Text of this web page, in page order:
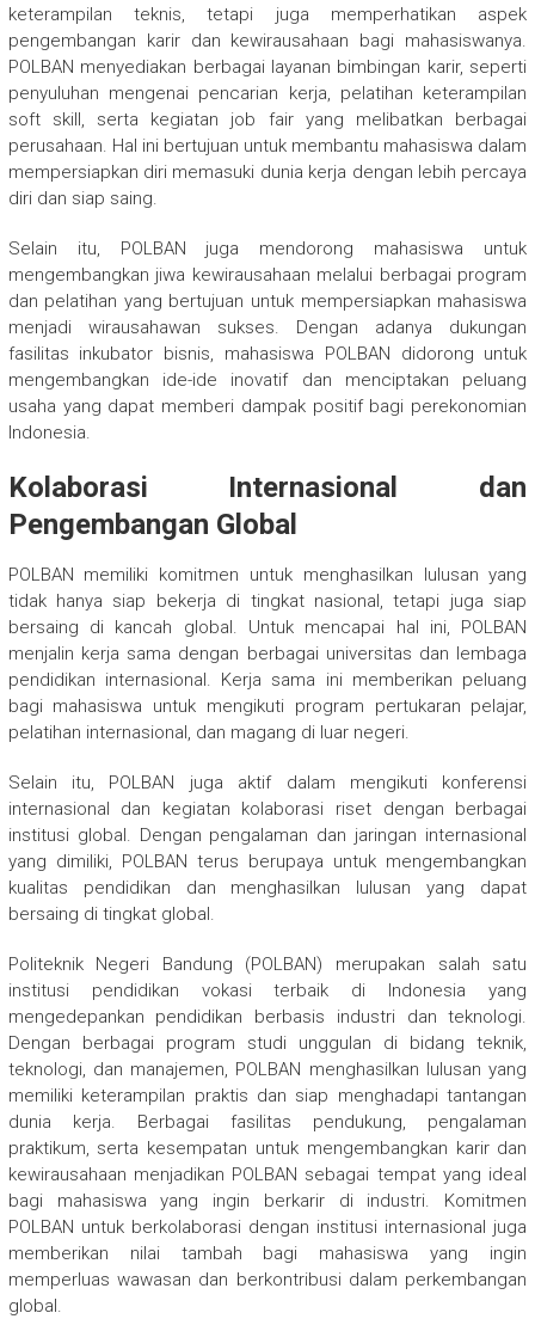
keterampilan teknis, tetapi juga memperhatikan aspek
pengembangan karir dan kewirausahaan bagi mahasiswanya.
POLBAN menyediakan berbagai layanan bimbingan karir, seperti
penyuluhan mengenai pencarian kerja, pelatihan keterampilan
soft skill, serta kegiatan job fair yang melibatkan berbagai
perusahaan. Hal ini bertujuan untuk membantu mahasiswa dalam
mempersiapkan diri memasuki dunia kerja dengan lebih percaya
diri dan siap saing.
Selain itu, POLBAN juga mendorong mahasiswa untuk
mengembangkan jiwa kewirausahaan melalui berbagai program
dan pelatihan yang bertujuan untuk mempersiapkan mahasiswa
menjadi wirausahawan sukses. Dengan adanya dukungan
fasilitas inkubator bisnis, mahasiswa POLBAN didorong untuk
mengembangkan ide-ide inovatif dan menciptakan peluang
usaha yang dapat memberi dampak positif bagi perekonomian
Indonesia.
Kolaborasi Internasional dan
Pengembangan Global
POLBAN memiliki komitmen untuk menghasilkan lulusan yang
tidak hanya siap bekerja di tingkat nasional, tetapi juga siap
bersaing di kancah global. Untuk mencapai hal ini, POLBAN
menjalin kerja sama dengan berbagai universitas dan lembaga
pendidikan internasional. Kerja sama ini memberikan peluang
bagi mahasiswa untuk mengikuti program pertukaran pelajar,
pelatihan internasional, dan magang di luar negeri.
Selain itu, POLBAN juga aktif dalam mengikuti konferensi
internasional dan kegiatan kolaborasi riset dengan berbagai
institusi global. Dengan pengalaman dan jaringan internasional
yang dimiliki, POLBAN terus berupaya untuk mengembangkan
kualitas pendidikan dan menghasilkan lulusan yang dapat
bersaing di tingkat global.
Politeknik Negeri Bandung (POLBAN) merupakan salah satu
institusi pendidikan vokasi terbaik di Indonesia yang
mengedepankan pendidikan berbasis industri dan teknologi.
Dengan berbagai program studi unggulan di bidang teknik,
teknologi, dan manajemen, POLBAN menghasilkan lulusan yang
memiliki keterampilan praktis dan siap menghadapi tantangan
dunia kerja. Berbagai fasilitas pendukung, pengalaman
praktikum, serta kesempatan untuk mengembangkan karir dan
kewirausahaan menjadikan POLBAN sebagai tempat yang ideal
bagi mahasiswa yang ingin berkarir di industri. Komitmen
POLBAN untuk berkolaborasi dengan institusi internasional juga
memberikan nilai tambah bagi mahasiswa yang ingin
memperluas wawasan dan berkontribusi dalam perkembangan
global.